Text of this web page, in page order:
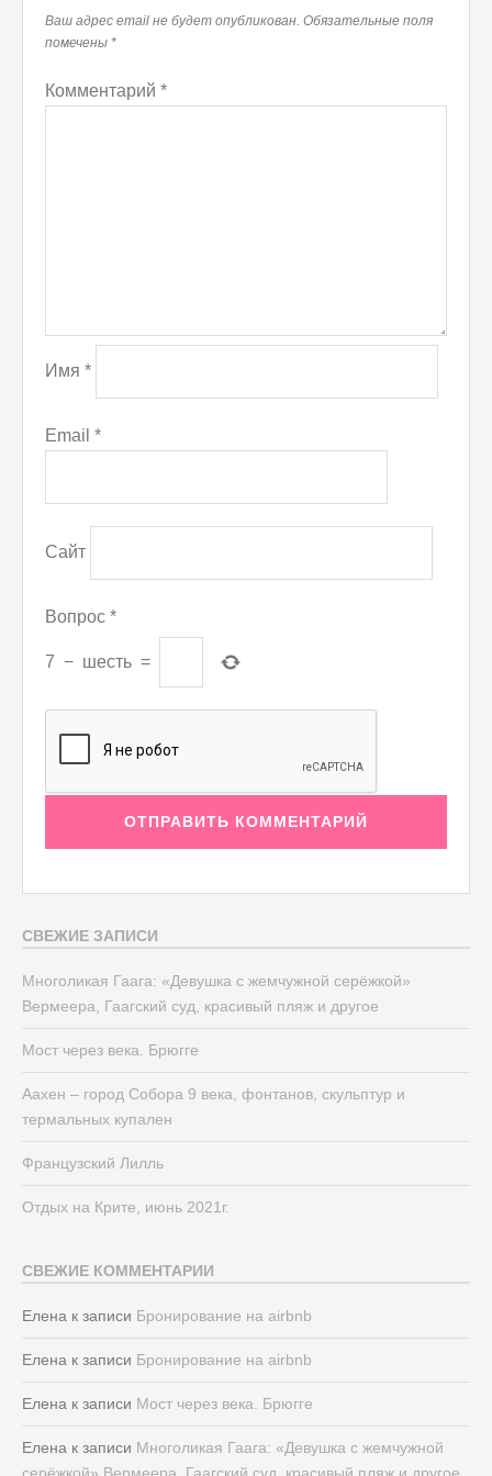
Ваш адрес email не будет опубликован. Обязательные поля
помечены *
Комментарий *
Имя *
Email *
Сайт
Вопрос *
7 − шесть =
СВЕЖИЕ ЗАПИСИ
Многоликая Гаага: «Девушка с жемчужной серёжкой»
Вермеера, Гаагский суд, красивый пляж и другое
Мост через века. Брюгге
Аахен – город Собора 9 века, фонтанов, скульптур и
термальных купален
Французский Лилль
Отдых на Крите, июнь 2021г.
СВЕЖИЕ КОММЕНТАРИИ
Елена к записи Бронирование на airbnb
Елена к записи Бронирование на airbnb
Елена к записи Мост через века. Брюгге
Елена к записи Многоликая Гаага: «Девушка с жемчужной